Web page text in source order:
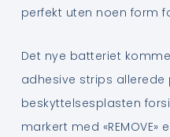
perfekt uten noen form
Det nye batteriet
adhesive strips allerede
beskyttelsesplasten
markert med